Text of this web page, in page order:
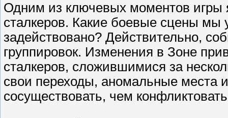
Одним из ключевых моментов игры
сталкеров. Какие боевые сцены мы
задействовано? Действительно,
группировок. Изменения в Зоне
сталкеров, сложившимися за
свои переходы, аномальные места
сосуществовать, чем